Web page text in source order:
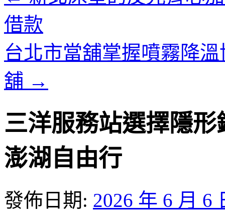
借款
台北市當舖掌握噴霧降
舖 →
三洋服務站選擇隱
澎湖自由行
發佈日期: 2026 年 6 月 6